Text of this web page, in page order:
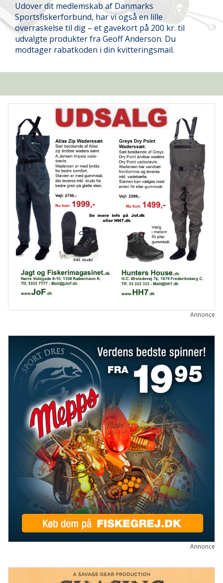
Udover dit medlemskab af Danmarks
Sportsfiskerforbund, har vi også en lille
overraskelse til dig – et gavekort på 200 kr. til
udvalgte produkter fra Geoff Anderson. Du
modtager rabatkoden i din kvitteringsmail.
Annonce
Annonce